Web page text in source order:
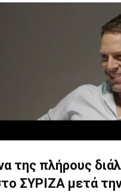
της πλήρους
ΣΥΡΙΖΑ μετά